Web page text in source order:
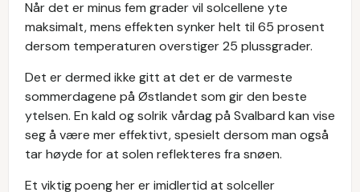
Når det er minus fem grader vil solcellene yte
maksimalt, mens effekten synker helt til 65 prosent
dersom temperaturen overstiger 25 plussgrader.
Det er dermed ikke gitt at det er de varmeste
sommerdagene på Østlandet som gir den beste
ytelsen. En kald og solrik vårdag på Svalbard kan vise
seg å være mer effektivt, spesielt dersom man også
tar høyde for at solen reflekteres fra snøen.
Et viktig poeng her er imidlertid at solceller